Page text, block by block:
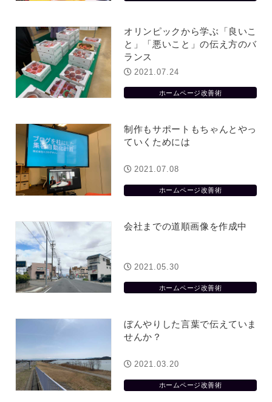
オリンピックから学ぶ「良いこ
と」「悪いこと」の伝え方のバ
ランス
ホームページ改善術
2021.07.24
制作もサポートもちゃんとやっ
ていくためには
ホームページ改善術
2021.07.08
会社までの道順画像を作成中
ホームページ改善術
2021.05.30
ぼんやりした言葉で伝えていま
せんか？
ホームページ改善術
2021.03.20